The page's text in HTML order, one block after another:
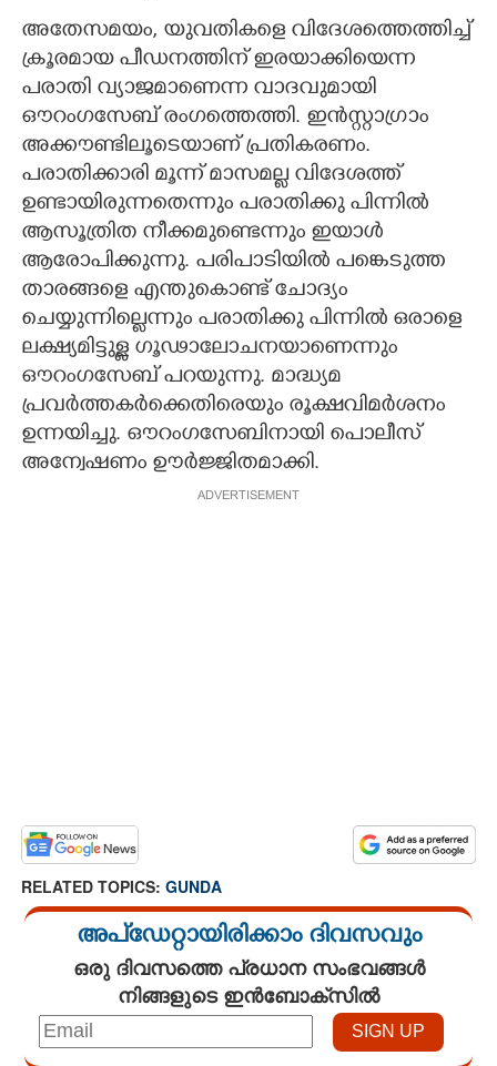
അതേസമയം, യുവതികളെ വിദേശത്തെത്തിച്ച്
ക്രൂരമായ പീഡനത്തിന് ഇരയാക്കിയെന്ന
പരാതി വ്യാജമാണെന്ന വാദവുമായി
ഔറംഗസേബ് രംഗത്തെത്തി. ഇൻസ്റ്റാഗ്രാം
അക്കൗണ്ടിലൂടെയാണ് പ്രതികരണം.
പരാതിക്കാരി മൂന്ന് മാസമല്ല വിദേശത്ത്
ഉണ്ടായിരുന്നതെന്നും പരാതിക്കു പിന്നിൽ
ആസൂത്രിത നീക്കമുണ്ടെന്നും ഇയാൾ
ആരോപിക്കുന്നു. പരിപാടിയിൽ പങ്കെടുത്ത
താരങ്ങളെ എന്തുകൊണ്ട് ചോദ്യം
ചെയ്യുന്നില്ലെന്നും പരാതിക്കു പിന്നിൽ ഒരാളെ
ലക്ഷ്യമിട്ടുള്ള ഗൂഢാലോചനയാണെന്നും
ഔറംഗസേബ് പറയുന്നു. മാദ്ധ്യമ
പ്രവർത്തകർക്കെതിരെയും രൂക്ഷവിമർശനം
ഉന്നയിച്ചു. ഔറംഗസേബിനായി പൊലീസ്
അന്വേഷണം ഊർജ്ജിതമാക്കി.
ADVERTISEMENT
RELATED TOPICS: GUNDA
അപ്ഡേറ്റായിരിക്കാം ദിവസവും
ഒരു ദിവസത്തെ പ്രധാന സംഭവങ്ങൾ
നിങ്ങളുടെ ഇൻബോക്സിൽ